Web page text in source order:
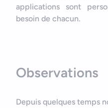
applications sont
besoin de chacun.
Observations
Depuis quelques temps